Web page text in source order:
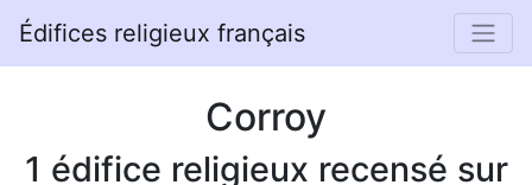
Édifices religieux français
Corroy
1 édifice religieux recensé sur